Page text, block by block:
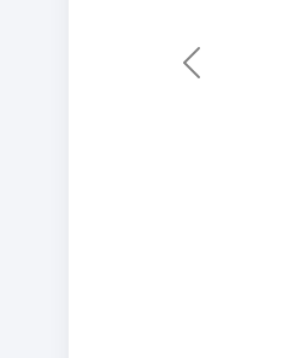
Previous